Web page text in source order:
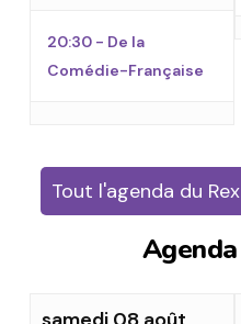
20:30 - De la
Comédie-Française
Tout l'agenda du Rex
Agenda